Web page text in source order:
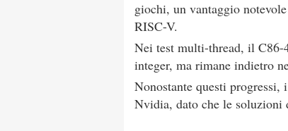
giochi, un vantaggio
RISC-V.
Nei test multi-thread, il
integer, ma rimane indietro
Nonostante questi
Nvidia, dato che le soluzioni